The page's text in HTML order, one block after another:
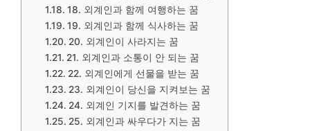
18. 외계인과 함께 여행하는 꿈
19. 외계인과 함께 식사하는 꿈
20. 외계인이 사라지는 꿈
21. 외계인과 소통이 안 되는 꿈
22. 외계인에게 선물을 받는 꿈
23. 외계인이 당신을 지켜보는 꿈
24. 외계인 기지를 발견하는 꿈
25. 외계인과 싸우다가 지는 꿈